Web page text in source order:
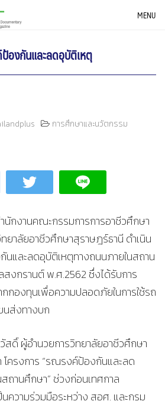
MENU
องกันและลดอุบัติเหตุ
การศึกษาและนวัตกรรม
นักงานคณะกรรมการการอาชีวศึกษา
ยาลัยอาชีวศึกษาสุราษฎร์ธานี ดำเนิน
นและลดอุบัติเหตุทางถนนภายในสถาน
สงกรานต์ พ.ศ.2562 ซึ่งได้รับการ
องทุนเพื่อความปลอดภัยในการใช้รถ
นส่งทางบก
ผู้อำนวยการวิทยาลัยอาชีวศึกษา
โครงการ “รณรงค์ป้องกันและลด
ถานศึกษา” ช่วงก่อนเทศกาล
ความร่วมมือระหว่าง สอศ. และกรม